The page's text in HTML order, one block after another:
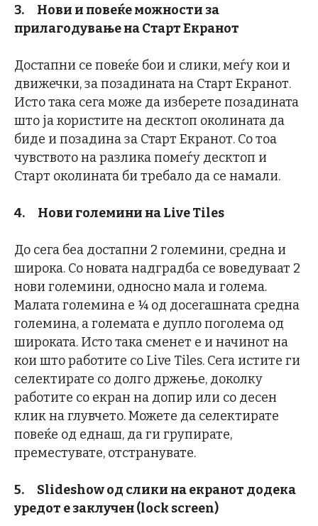
3. Нови и повеќе можности за
прилагодување на Старт Екранот
Достапни се повеќе бои и слики, меѓу кои и
движечки, за позадината на Старт Екранот.
Исто така сега може да изберете позадината
што ја користите на десктоп околината да
биде и позадина за Старт Екранот. Со тоа
чувството на разлика помеѓу десктоп и
Старт околината би требало да се намали.
4. Нови големини наLive Tiles
До сега беа достапни 2 големини, средна и
широка. Со новата надградба се воведуваат 2
нови големини, односно мала и голема.
Малата големина е ¼ од досегашната средна
големина, а големата е дупло поголема од
широката. Исто така сменет е и начинот на
кои што работите со Live Tiles. Сега истите ги
селектирате со долго држење, доколку
работите со екран на допир или со десен
клик на глувчето. Можете да селектирате
повеќе од еднаш, да ги групирате,
преместувате, отстранувате.
5. Slideshowод слики на екранот додека
уредот е заклучен (lock screen)